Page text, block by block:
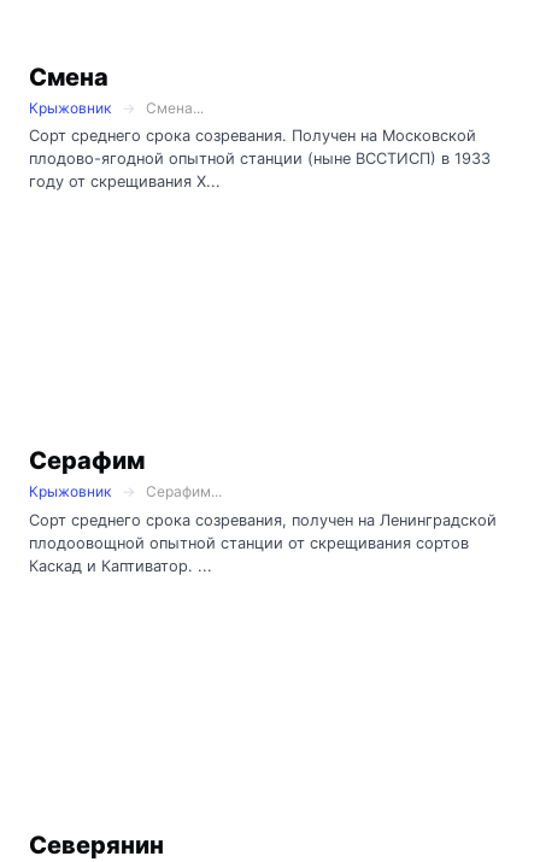
Смена
Крыжовник
Смена...
Сорт среднего срока созревания. Получен на Московской
плодово-ягодной опытной станции (ныне ВССТИСП) в 1933
году от скрещивания Х...
Серафим
Крыжовник
Серафим...
Сорт среднего срока созревания, получен на Ленинградской
плодоовощной опытной станции от скрещивания сортов
Каскад и Каптиватор. ...
Северянин